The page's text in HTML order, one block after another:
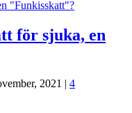
för sjuka, en
2021 | 4